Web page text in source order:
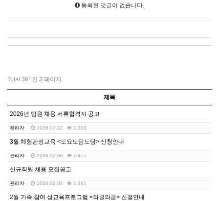
등록된 댓글이 없습니다.
Total 361건 3 페이지
제목
2026년 팀원 채용 서류합격자 공고
관리자 2026.02.22 1,203
3월 체험관성교육 <토요도담도담> 신청안내
관리자 2026.02.06 1,455
신규직원 채용 모집공고
관리자 2026.02.04 1,491
2월 가족 참여 성교육프로그램 <와글와글> 신청안내